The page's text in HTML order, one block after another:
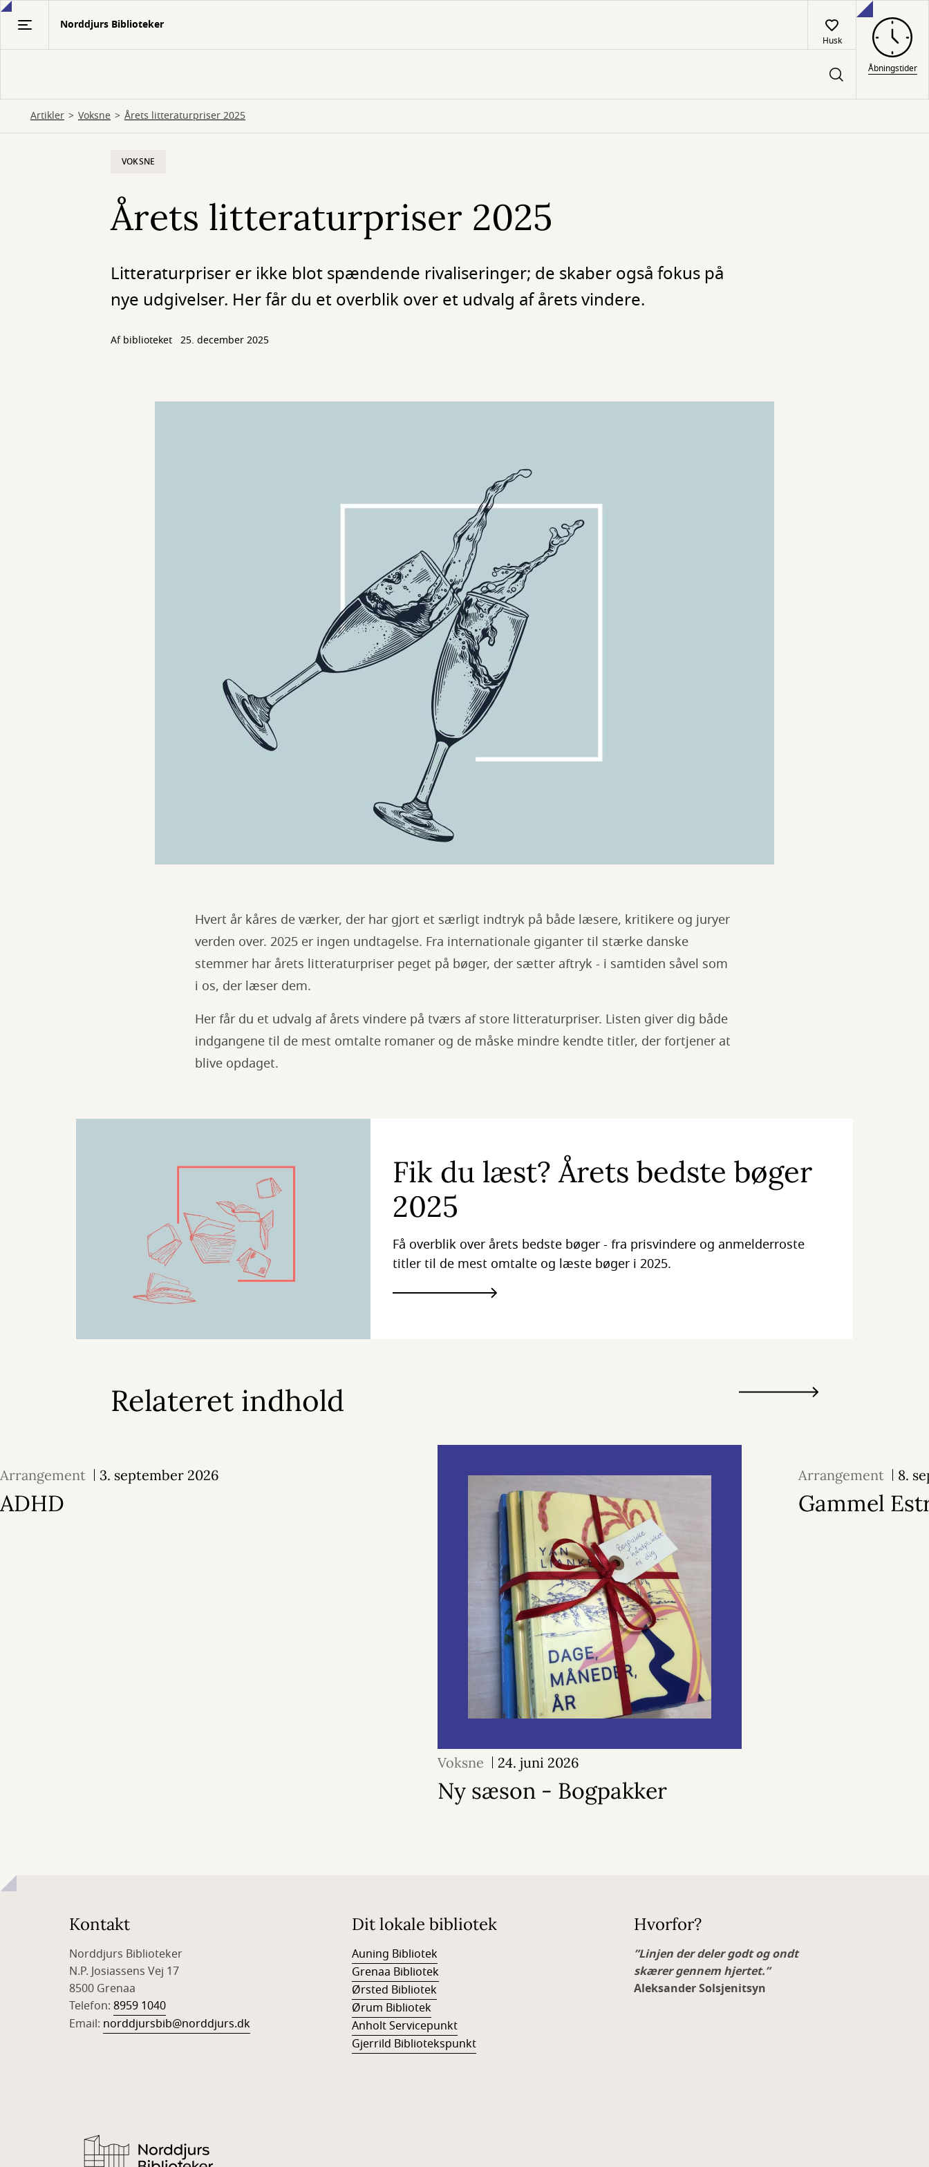
Gå
Norddjurs Biblioteker
Husk
Åbningstider
Artikler Voksne Årets litteraturpriser 2025
VOKSNE
Årets litteraturpriser 2025
Litteraturpriser er ikke blot spændende rivaliseringer; de skaber også fokus på
nye udgivelser. Her får du et overblik over et udvalg af årets vindere.
Af biblioteket 25. december 2025
Hvert år kåres de værker, der har gjort et særligt indtryk på både læsere, kritikere og juryer
verden over. 2025 er ingen undtagelse. Fra internationale giganter til stærke danske
stemmer har årets litteraturpriser peget på bøger, der sætter aftryk - i samtiden såvel som
i os, der læser dem.
Her får du et udvalg af årets vindere på tværs af store litteraturpriser. Listen giver dig både
indgangene til de mest omtalte romaner og de måske mindre kendte titler, der fortjener at
blive opdaget.
Fik du læst? Årets bedste bøger
2025
Få overblik over årets bedste bøger - fra prisvindere og anmelderroste
titler til de mest omtalte og læste bøger i 2025.
Relateret indhold
Arrangement 3. september 2026
ADHD
Voksne 24. juni 2026
Ny sæson - Bogpakker
Arrangement 8.
Gammel
Kontakt
Norddjurs Biblioteker
N.P. Josiassens Vej 17
8500 Grenaa
Telefon: 8959 1040
Email: norddjursbib@norddjurs.dk
Dit lokale bibliotek
Auning Bibliotek
Grenaa Bibliotek
Ørsted Bibliotek
Ørum Bibliotek
Anholt Servicepunkt
Gjerrild Bibliotekspunkt
Hvorfor?
”Linjen der deler godt og ondt
skærer gennem hjertet.”
Aleksander Solsjenitsyn